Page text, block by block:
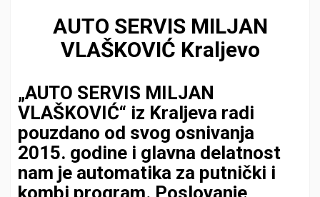
AUTO SERVIS MILJAN
VLAŠKOVIĆ Kraljevo
„AUTO SERVIS MILJAN
VLAŠKOVIĆ“ iz Kraljeva radi
pouzdano od svog osnivanja
2015. godine i glavna delatnost
nam je automatika za putnički i
kombi program. Poslovanje